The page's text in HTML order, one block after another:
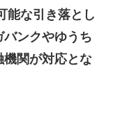
能な引き落とし
ンクやゆうち
機関が対応とな